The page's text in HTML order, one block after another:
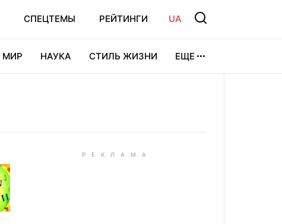
СПЕЦТЕМЫ РЕЙТИНГИ UA
МИР НАУКА СТИЛЬ ЖИЗНИ ЕЩЕ